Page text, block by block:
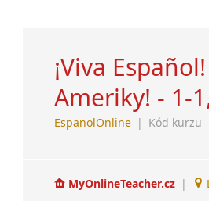
¡Viva
Ameriky! - 1-
EspanolOnline | Kód kurzu
MyOnlineTeacher.cz |